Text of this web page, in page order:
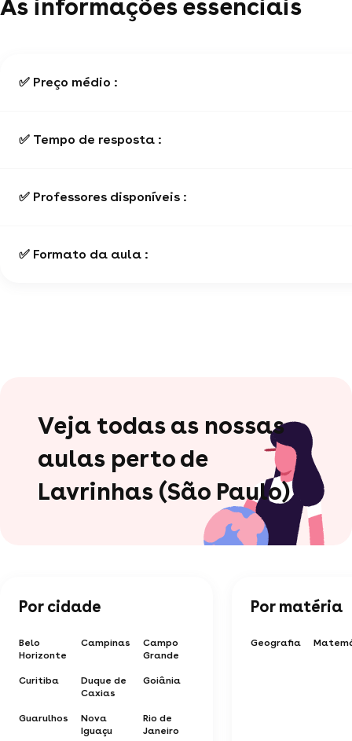
As informações essenciais
✅ Preço médio :
✅ Tempo de resposta :
✅ Professores disponíveis :
✅ Formato da aula :
Veja todas as nossas
aulas perto de
Lavrinhas (São Paulo)
Por cidade
Belo
Horizonte
Campinas
Campo
Grande
Curitiba
Duque de
Caxias
Goiânia
Guarulhos
Nova
Iguaçu
Rio de
Janeiro
Por matéria
Geografia